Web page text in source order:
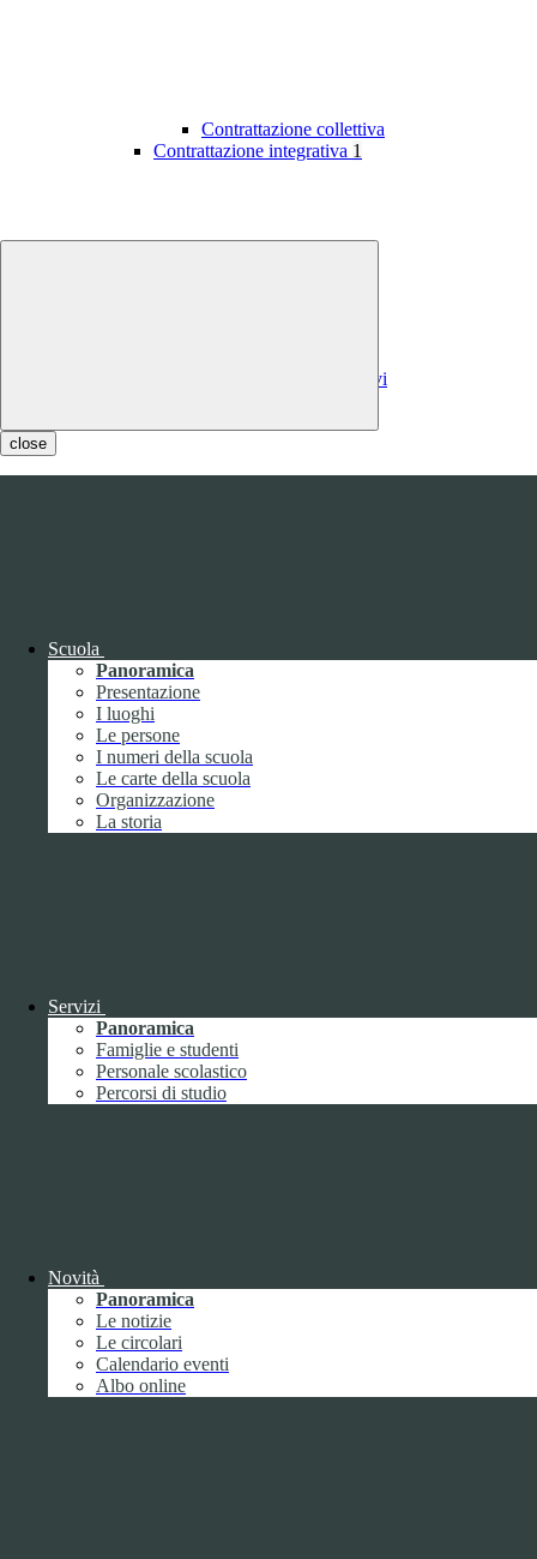
close
Scuola
Panoramica
Presentazione
I luoghi
Le persone
I numeri della scuola
Le carte della scuola
Organizzazione
La storia
Servizi
Panoramica
Famiglie e studenti
Personale scolastico
Percorsi di studio
Novità
Panoramica
Le notizie
Le circolari
Calendario eventi
Albo online
Contrattazione collettiva
Contrattazione integrativa 1
Costi contratti integrativi
Bandi di concorso
Bandi di concorso (da pubblicare in
tabelle)
Performance1
Sistema di misurazione e valutazione della
performance